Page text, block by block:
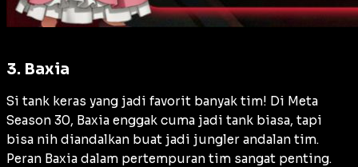
3. Baxia
Si tank keras yang jadi favorit banyak tim! Di Meta
Season 30, Baxia enggak cuma jadi tank biasa, tapi
bisa nih diandalkan buat jadi jungler andalan tim.
Peran Baxia dalam pertempuran tim sangat penting.